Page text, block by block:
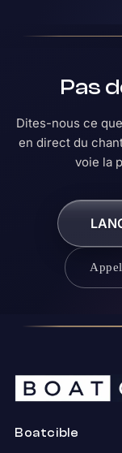
Pas
Dites-nous ce
en direct du
voie la
Boatcible